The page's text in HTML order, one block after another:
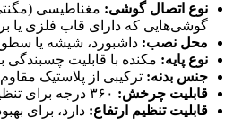
نوع اتصال گوشی: مغناطیسی
گوشی‌هایی که دارای قاب فلزی یا
محل نصب: داشبورد، شیشه یا
نوع پایه: مکنده با قابلیت چسبندگی
جنس بدنه: ترکیبی از پلاستیک
قابلیت چرخش:
قابلیت تنظیم ارتفاع: دارد، برای